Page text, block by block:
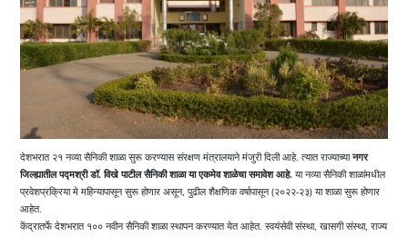
देशभरात २१ नव्या सैनिकी शाळा सुरू करण्यास संरक्षण मंत्रालयाने मंजुरी दिली आहे. त्यात राज्याच्यानगर
जिल्ह्यातील पद्मश्री डॉ. विखे पाटील सैनिकी शाळा या एकमेव शाळेचा समावेश आहे.या नव्या सैनिकी शाळांमधील
प्रवेशप्रक्रिया मे महिन्यापासून सुरू होणार असून, पुढील शैक्षणिक वर्षापासून (२०२२-२३) या शाळा सुरू होणार
आहेत.
केंद्रातर्फे देशभरात १०० नवीन सैनिकी शाळा स्थापन करण्यात येत आहेत. स्वयंसेवी संस्था, खासगी संस्था, राज्य